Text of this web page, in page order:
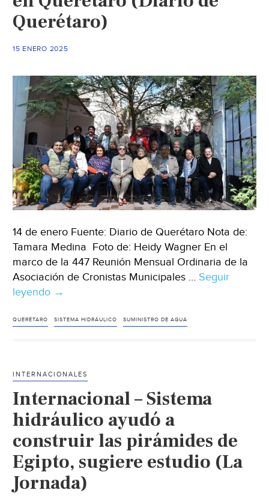
Heraldo)
Querétaro)
15 ENERO 2025
14 de enero Fuente: Diario de Querétaro Nota de:
Tamara Medina Foto de: Heidy Wagner En el
marco de la 447 Reunión Mensual Ordinaria de la
Asociación de Cronistas Municipales … Seguir
leyendo Querétaro-
cronistas
abastecimiento
de
agua
en
Querétaro
(Diario
de
Querétaro)
→
QUERÉTARO SISTEMA HIDRÁULICO SUMINISTRO DE AGUA
INTERNACIONALES
Internacional – Sistema
hidráulico ayudó a
construir las pirámides de
Egipto, sugiere estudio (La
Jornada)